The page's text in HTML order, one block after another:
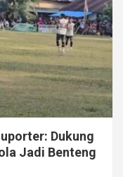
Dukung
Jadi Benteng